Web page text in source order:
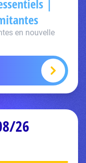
|
en nouvelle
26